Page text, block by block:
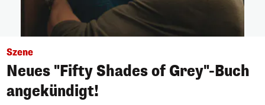
Szene
Neues "Fifty Shades of Grey"-Buch
angekündigt!